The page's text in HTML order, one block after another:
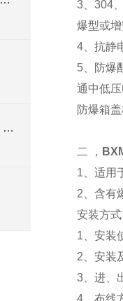
关于格力防爆空调厂家的选择，快速教你几招
3、304
爆型或
4、抗静
5、防爆
通中低
防爆箱
二 ，
1、适用
2、含有
安装方
1、安装
2、安装
3、进、
4、布线